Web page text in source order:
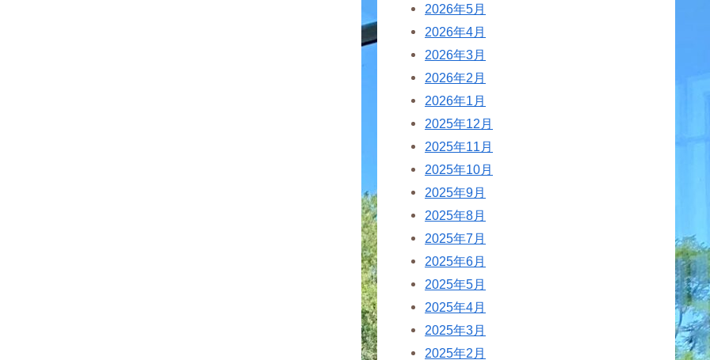
2026年5月
2026年4月
2026年3月
2026年2月
2026年1月
2025年12月
2025年11月
2025年10月
2025年9月
2025年8月
2025年7月
2025年6月
2025年5月
2025年4月
2025年3月
2025年2月